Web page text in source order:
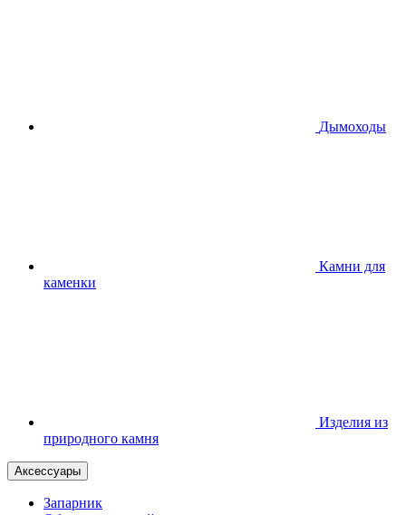
Дымоходы
Камни для
каменки
Изделия из
природного камня
Аксессуары
Запарник